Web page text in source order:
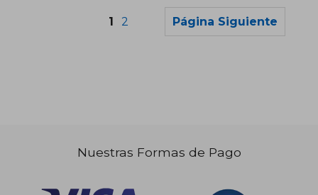
$ 100.224
Rápido
1 2 Página Siguiente
Nuestras Formas de Pago